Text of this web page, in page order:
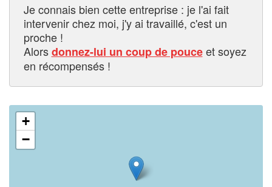
Je connais bien cette entreprise : je l'ai fait
intervenir chez moi, j'y ai travaillé, c'est un
proche !
Alorsdonnez-lui un coup de pouceet soyez
en récompensés !
+
−